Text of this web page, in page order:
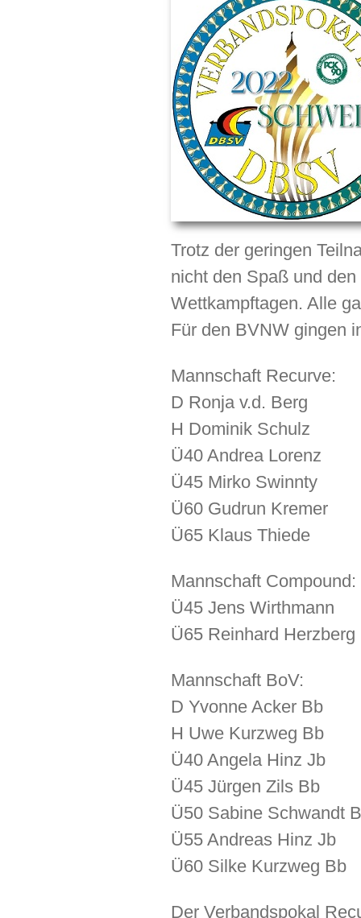
Trotz der geringen
nicht den Spaß und
Wettkampftagen. Alle
Für den BVNW gingen
Mannschaft Recurve:
D Ronja v.d. Berg
H Dominik Schulz
Ü40 Andrea Lorenz
Ü45 Mirko Swinnty
Ü60 Gudrun Kremer
Ü65 Klaus Thiede
Mannschaft Compound:
Ü45 Jens Wirthmann
Ü65 Reinhard Herzberg
Mannschaft BoV:
D Yvonne Acker Bb
H Uwe Kurzweg Bb
Ü40 Angela Hinz Jb
Ü45 Jürgen Zils Bb
Ü50 Sabine Schwandt
Ü55 Andreas Hinz Jb
Ü60 Silke Kurzweg Bb
Der Verbandspokal